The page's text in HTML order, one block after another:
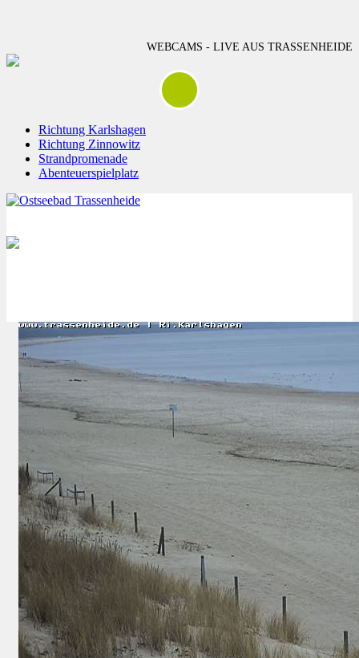
WEBCAMS - LIVE AUS TRASSENHEIDE
Richtung Karlshagen
Richtung Zinnowitz
Strandpromenade
Abenteuerspielplatz